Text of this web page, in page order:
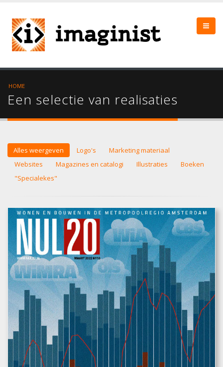
HOME
Een selectie van realisaties
Alles weergeven Logo's
Marketing materiaal
Websites
Magazines en catalogi Illustraties
Boeken
"Specialekes"